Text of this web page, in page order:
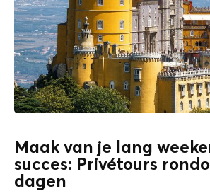
Maak van je lang
succes: Privétours
dagen